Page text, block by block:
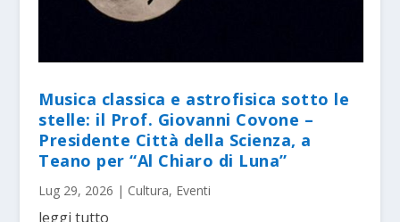
Musica classica e astrofisica sotto le
stelle: il Prof. Giovanni Covone –
Presidente Città della Scienza, a
Teano per “Al Chiaro di Luna”
Lug 29, 2026 | Cultura, Eventi
leggi tutto